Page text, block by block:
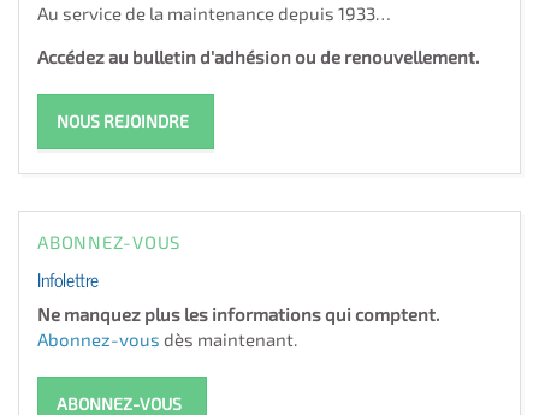
Au service de la maintenance depuis 1933…
Accédez au bulletin d'adhésion ou de renouvellement.
NOUS REJOINDRE
ABONNEZ-VOUS
Infolettre
Ne manquez plus les informations qui comptent.
Abonnez-vous dès maintenant.
ABONNEZ-VOUS